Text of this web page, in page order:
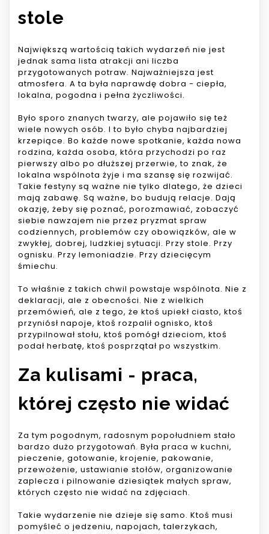
stole
Największą wartością takich wydarzeń nie jest
jednak sama lista atrakcji ani liczba
przygotowanych potraw. Najważniejsza jest
atmosfera. A ta była naprawdę dobra - ciepła,
lokalna, pogodna i pełna życzliwości.
Było sporo znanych twarzy, ale pojawiło się też
wiele nowych osób. I to było chyba najbardziej
krzepiące. Bo każde nowe spotkanie, każda nowa
rodzina, każda osoba, która przychodzi po raz
pierwszy albo po dłuższej przerwie, to znak, że
lokalna wspólnota żyje i ma szansę się rozwijać.
Takie festyny są ważne nie tylko dlatego, że dzieci
mają zabawę. Są ważne, bo budują relacje. Dają
okazję, żeby się poznać, porozmawiać, zobaczyć
siebie nawzajem nie przez pryzmat spraw
codziennych, problemów czy obowiązków, ale w
zwykłej, dobrej, ludzkiej sytuacji. Przy stole. Przy
ognisku. Przy lemoniadzie. Przy dziecięcym
śmiechu.
To właśnie z takich chwil powstaje wspólnota. Nie z
deklaracji, ale z obecności. Nie z wielkich
przemówień, ale z tego, że ktoś upiekł ciasto, ktoś
przyniósł napoje, ktoś rozpalił ognisko, ktoś
przypilnował stołu, ktoś pomógł dzieciom, ktoś
podał herbatę, ktoś posprzątał po wszystkim.
Za kulisami - praca,
której często nie widać
Za tym pogodnym, radosnym popołudniem stało
bardzo dużo przygotowań. Była praca w kuchni,
pieczenie, gotowanie, krojenie, pakowanie,
przewożenie, ustawianie stołów, organizowanie
zaplecza i pilnowanie dziesiątek małych spraw,
których często nie widać na zdjęciach.
Takie wydarzenie nie dzieje się samo. Ktoś musi
pomyśleć o jedzeniu, napojach, talerzykach,